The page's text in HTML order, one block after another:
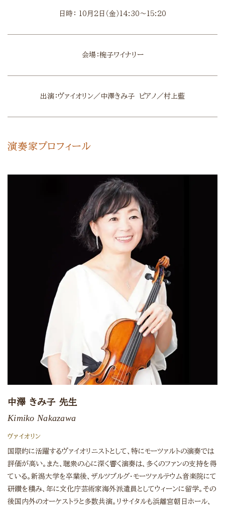
日時： 10月2日（金）14:30〜15:20
会場：椀子ワイナリー
出演：ヴァイオリン／中澤きみ子 ピアノ／村上藍
演奏家プロフィール
中澤 きみ子 先生
Kimiko Nakazawa
ヴァイオリン
国際的に活躍するヴァイオリニストとして、特にモーツァルトの演奏では
評価が高い。また、聴衆の心に深く響く演奏は、多くのファンの支持を得
ている。新潟大学を卒業後、ザルツブルグ・モーツァルテウム音楽院にて
研鑽を積み、年に文化庁芸術家海外派遣員としてウィーンに留学。その
後国内外のオーケストラと多数共演。リサイタルも浜離宮朝日ホール、